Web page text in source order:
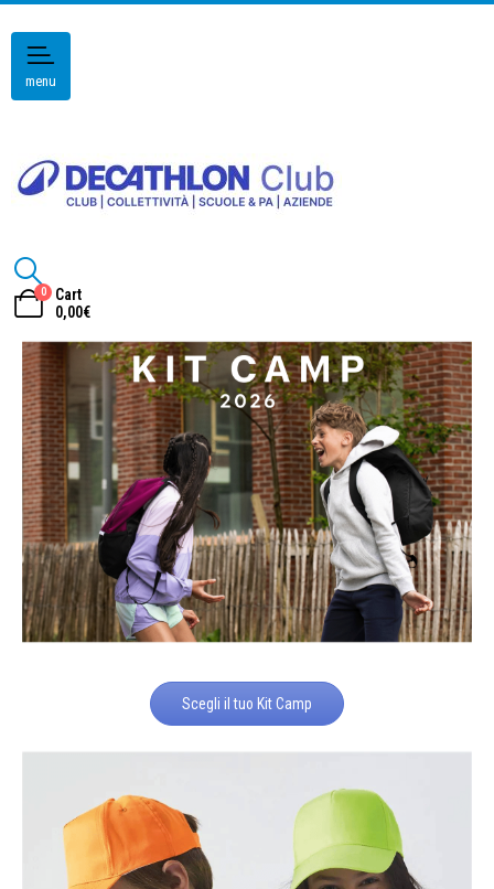
menu
0
Cart
0,00€
Scegli il tuo Kit Camp